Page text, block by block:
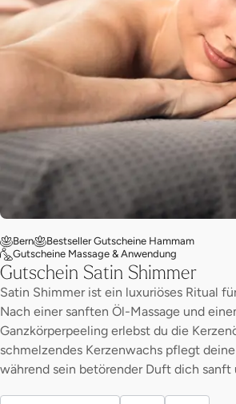
Bern
Bestseller Gutscheine Hammam
Gutscheine Massage & Anwendung
Gutschein Satin Shimmer
Satin Shimmer ist ein luxuriöses Ritual
Nach einer sanften Öl-Massage und
Ganzkörperpeeling erlebst du die
schmelzendes Kerzenwachs pflegt
während sein betörender Duft dich sanft